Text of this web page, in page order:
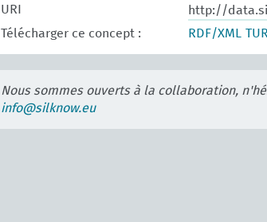
URI
http://
Télécharger ce concept :
RDF/XML
Nous sommes ouverts à la collaboration,
info@silknow.eu